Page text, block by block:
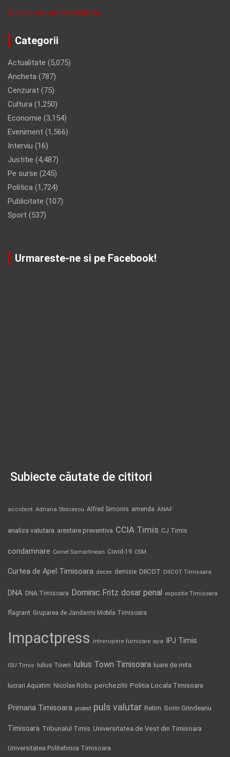
Politica de confidentalitate
Categorii
Actualitate (5,075)
Ancheta (787)
Cenzurat (75)
Cultura (1,250)
Economie (3,154)
Eveniment (1,566)
Interviu (16)
Justitie (4,487)
Pe surse (245)
Politica (1,724)
Publicitate (107)
Sport (537)
Urmareste-ne si pe Facebook!
Subiecte căutate de cititori
accident Adriana Stoicescu Alfred Simonis amenda ANAF
analiza valutara arestare preventiva CCIA Timis CJ Timis
condamnare Cornel Samartinean Covid-19 CSM
Curtea de Apel Timisoara deces demisie DIICOT DIICOT Timisoara
DNA DNA Timisoara Dominic Fritz dosar penal expozitie Timisoara
flagrant Gruparea de Jandarmi Mobila Timisoara
Impactpress intrerupere furnizare apa IPJ Timis
ISU Timis Iulius Town Iulius Town Timisoara luare de mita
lucrari Aquatim Nicolae Robu perchezitii Politia Locala Timisoara
Primaria Timisoara protest puls valutar Retim Sorin Grindeanu
Timisoara Tribunalul Timis Universitatea de Vest din Timisoara
Universitatea Politehnica Timisoara